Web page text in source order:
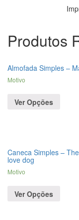
Produtos
Almofada Simples –
Motivo
Ver Opções
Caneca Simples –
love dog
Motivo
Ver Opções